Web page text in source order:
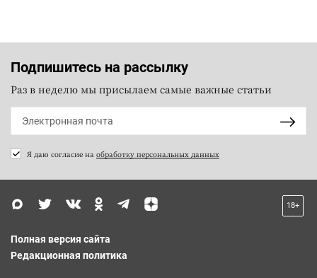
Подпишитесь на рассылку
Раз в неделю мы присылаем самые важные статьи
Я даю согласие на обработку персональных данных
18+
Полная версия сайта
Редакционная политика